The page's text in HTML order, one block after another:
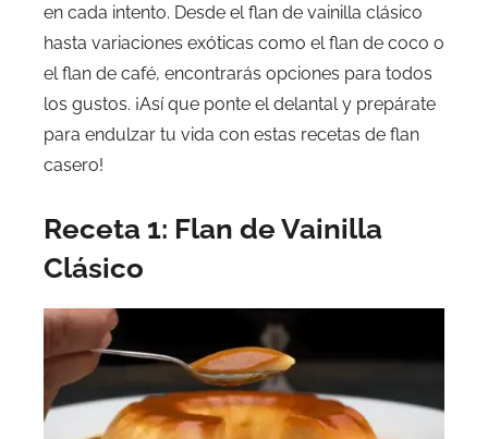
en cada intento. Desde el flan de vainilla clásico
hasta variaciones exóticas como el flan de coco o
el flan de café, encontrarás opciones para todos
los gustos. ¡Así que ponte el delantal y prepárate
para endulzar tu vida con estas recetas de flan
casero!
Receta 1: Flan de Vainilla
Clásico